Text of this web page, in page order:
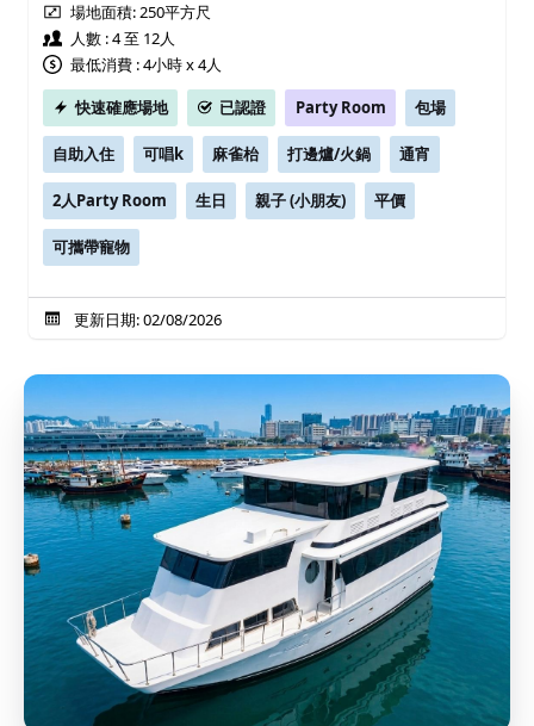
場地面積:250平方尺
人數 : 4 至 12人
最低消費 : 4小時 x 4人
快速確應場地
已認證 Party Room 包場
自助入住 可唱k 麻雀枱 打邊爐/火鍋 通宵
2人Party Room 生日 親子 (小朋友) 平價
可攜帶寵物
更新日期: 02/08/2026